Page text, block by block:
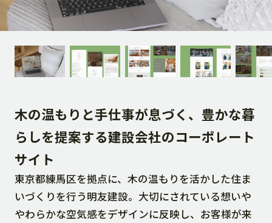
ACC BLOG
DOWNLOAD
CONTACT
RECRUIT SITE
木の温もりと手仕事が息づく、豊かな暮
らしを提案する建設会社のコーポレート
サイト
東京都練馬区を拠点に、木の温もりを活かした住ま
いづくりを行う明友建設。大切にされている想いや
やわらかな空気感をデザインに反映し、お客様が来